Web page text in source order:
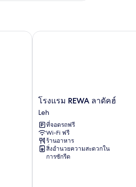
โรงแรม
REWA
ลาดั
คฮ์
Leh
โรงแรม REWA ลาดัคฮ์
Leh
ที่จอดรถฟรี
Wi-Fi ฟรี
ร้านอาหาร
สิ่งอำนวยความสะดวกใน
การซักรีด
โรงแรม REWA ลาดัคฮ์